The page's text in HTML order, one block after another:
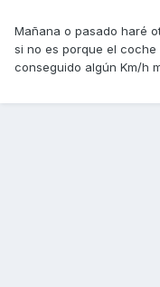
Mañana o pasado haré
si no es porque el
conseguido algún Km/h